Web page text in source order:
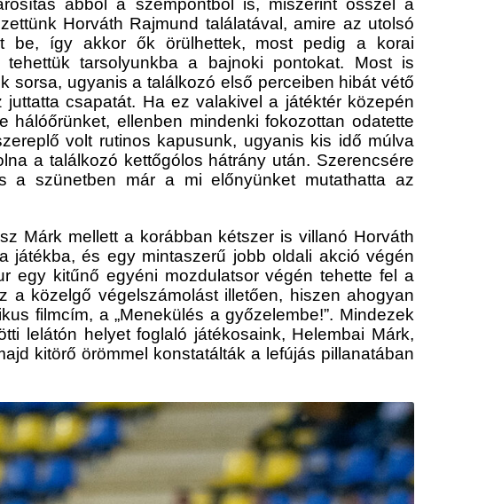
abból a szempontból is, miszerint ősszel a
Horváth Rajmund találatával, amire az utolsó
be, így akkor ők örülhettek, most pedig a korai
tarsolyunkba a bajnoki pontokat. Most is
sorsa, ugyanis a találkozó első perceiben hibát vétő
csapatát. Ha ez valakivel a játéktér közepén
ellenben mindenki fokozottan odatette
volt rutinos kapusunk, ugyanis kis idő múlva
a találkozó kettőgólos hátrány után. Szerencsére
a szünetben már a mi előnyünket mutathatta az
Márk mellett a korábban kétszer is villanó Horváth
játékba, és egy mintaszerű jobb oldali akció végén
egy kitűnő egyéni mozdulatsor végén tehette fel a
közelgő végelszámolást illetően, hiszen ahogyan
filmcím, a „Menekülés a győzelembe!”. Mindezek
lelátón helyet foglaló játékosaink, Helembai Márk,
kitörő örömmel konstatálták a lefújás pillanatában